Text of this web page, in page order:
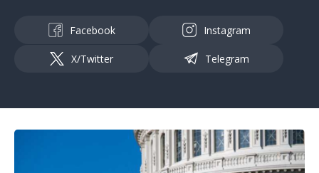
Facebook Instagram
X/Twitter Telegram